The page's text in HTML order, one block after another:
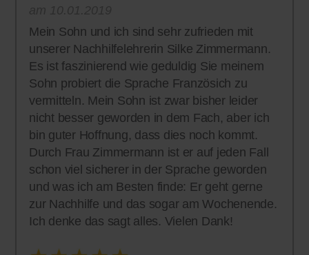
Mein Sohn und ich sind sehr zufrieden mit
unserer Nachhilfelehrerin Silke Zimmermann.
Es ist faszinierend wie geduldig Sie meinem
Sohn probiert die Sprache Französich zu
vermitteln. Mein Sohn ist zwar bisher leider
nicht besser geworden in dem Fach, aber ich
bin guter Hoffnung, dass dies noch kommt.
Durch Frau Zimmermann ist er auf jeden Fall
schon viel sicherer in der Sprache geworden
und was ich am Besten finde: Er geht gerne
zur Nachhilfe und das sogar am Wochenende.
Ich denke das sagt alles. Vielen Dank!